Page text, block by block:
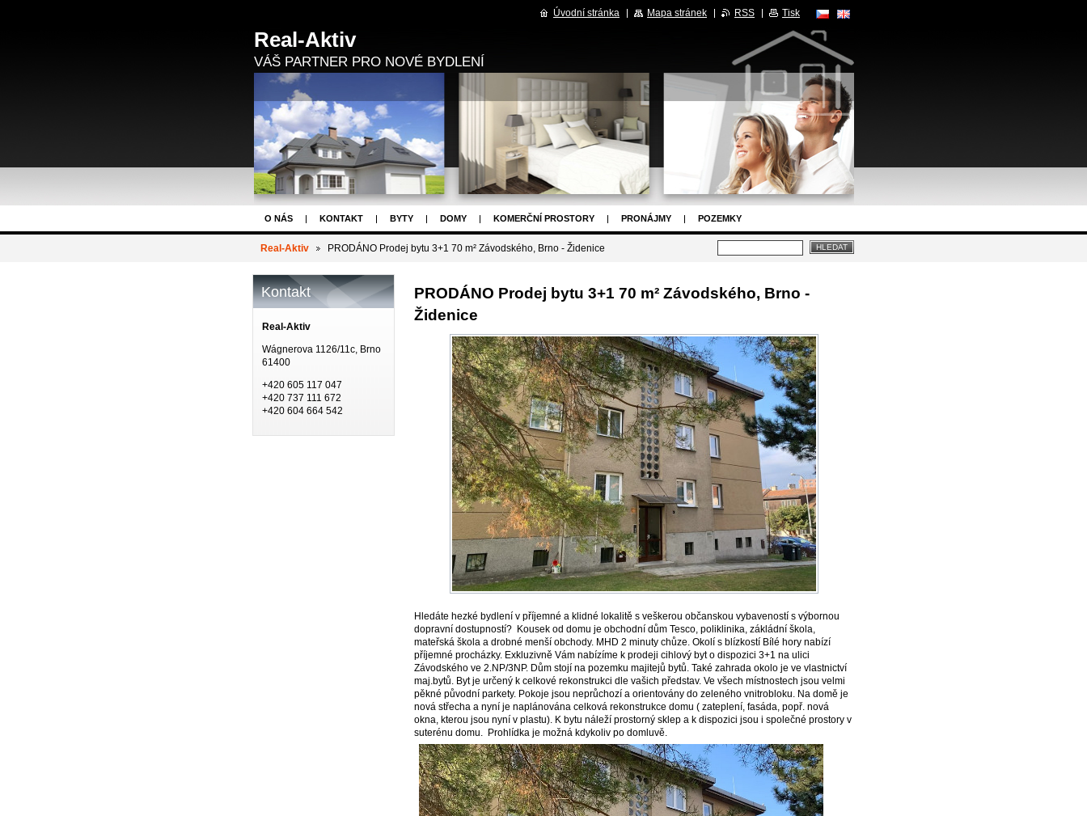
Real-Aktiv
VÁŠ PARTNER PRO NOVÉ BYDLENÍ
O NÁS KONTAKT BYTY DOMY KOMERČNÍ PROSTORY PRONÁJMY POZEMKY
DEVELOPERSKÉ PROJEKTY NAPIŠTE NÁM ZPRÁVY OSTATNÍ
Real-Aktiv PRODÁNO Prodej bytu 3+1 70 m² Závodského, Brno - Židenice
PRODÁNO Prodej bytu 3+1 70 m² Závodského, Brno -
Židenice
Hledáte hezké bydlení v příjemné a klidné lokalitě s veškerou občanskou vybaveností s výbornou
dopravní dostupností? Kousek od domu je obchodní dům Tesco, poliklinika, zákládní škola,
mateřská škola a drobné menší obchody. MHD 2 minuty chůze. Okolí s blízkostí Bílé hory nabízí
příjemné procházky. Exkluzivně Vám nabízíme k prodeji cihlový byt o dispozici 3+1 na ulici
Závodského ve 2.NP/3NP. Dům stojí na pozemku majitejů bytů. Také zahrada okolo je ve vlastnictví
maj.bytů. Byt je určený k celkové rekonstrukci dle vašich představ. Ve všech místnostech jsou velmi
pěkné původní parkety. Pokoje jsou neprůchozí a orientovány do zeleného vnitrobloku. Na domě je
nová střecha a nyní je naplánována celková rekonstrukce domu ( zateplení, fasáda, popř. nová
okna, kterou jsou nyní v plastu). K bytu náleží prostorný sklep a k dispozici jsou i společné prostory v
suterénu domu. Prohlídka je možná kdykoliv po domluvě.
Kontakt
Real-Aktiv
Wágnerova 1126/11c, Brno
61400
+420 605 117 047
+420 737 111 672
+420 604 664 542
Úvodní stránka Mapa stránek RSS Tisk